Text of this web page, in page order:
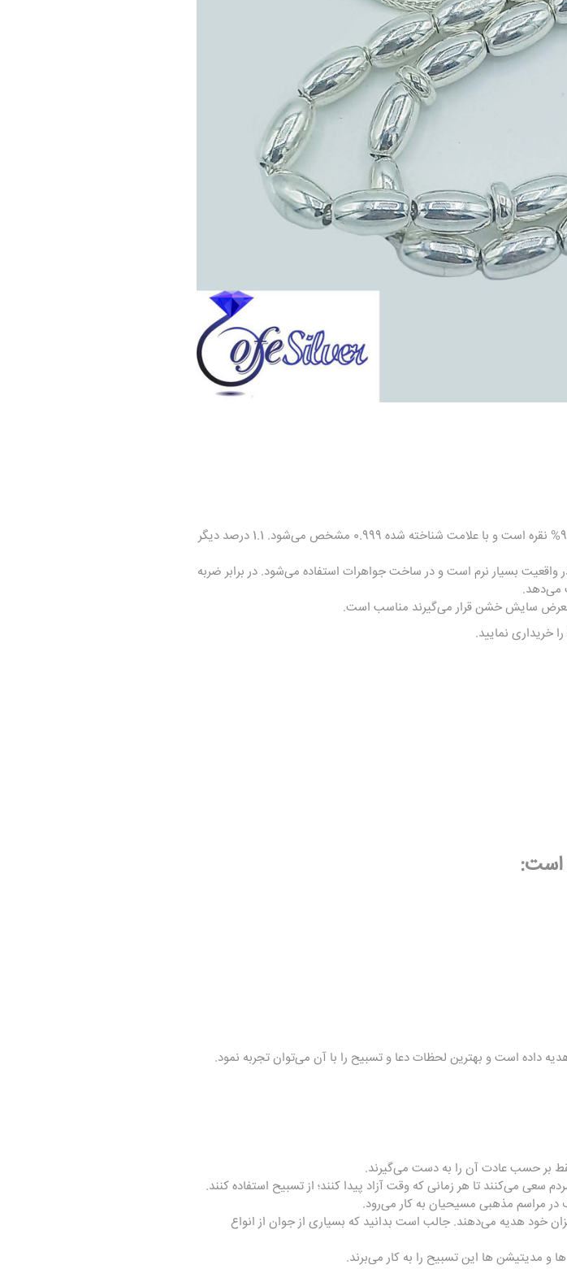
نقره عالی، نوعی از نقره است که در کنار نقره‌ی خالص قرار می‌گیرد. 99.9% نقره است و با علامت شناخته شده 0.999 مشخص می‌شود. 1.1 درصد دیگر
واقعیت بسیار نرم است و در ساخت جواهرات استفاده می‌شود. در برابر ضربه
می‌دهد.
در معرض سایش خشن قرار می‌گیرند مناسب است.
را خریداری نمایید.
است:
داده است و بهترین لحظات دعا و تسبیح را با آن می‌توان تجربه نمود.
فقط بر حسب عادت آن را به دست می‌گیرند.
سعی می‌کنند تا هر زمانی که وقت آزاد پیدا کنند؛ از تسبیح استفاده کنند.
در مراسم مذهبی مسیحیان به کار می‌رود.
خود هدیه می‌دهند. جالب است بدانید که بسیاری از جوان از انواع
و مدیتیشن ها این تسبیح را به کار می‌برند.